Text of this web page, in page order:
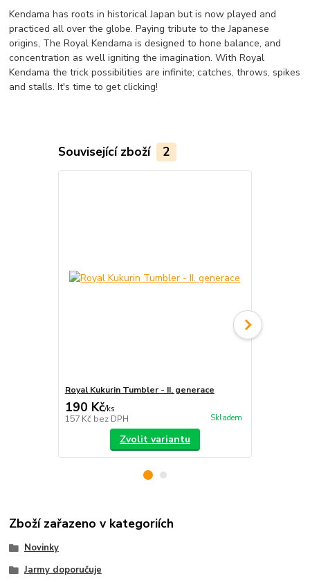
Kendama has roots in historical Japan but is now played and
practiced all over the globe. Paying tribute to the Japanese
origins, The Royal Kendama is designed to hone balance, and
concentration as well igniting the imagination. With Royal
Kendama the trick possibilities are infinite; catches, throws, spikes
and stalls. It's time to get clicking!
Související zboží 2
Royal Kukurin Tumbler - II. generace
190 Kč/ks
157 Kč bez DPH Skladem
Zvolit variantu
Zboží zařazeno v kategoriích
Novinky
Jarmy doporučuje